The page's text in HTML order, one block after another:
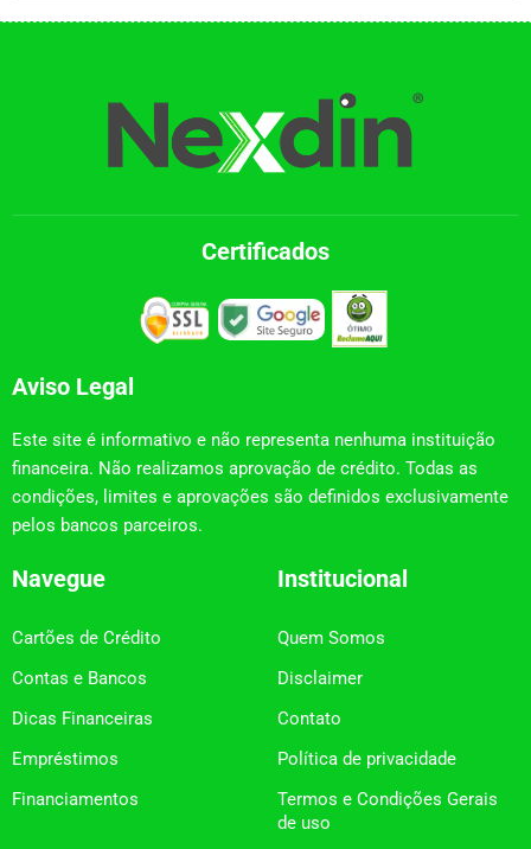
Certificados
Aviso Legal
Este site é informativo e não representa nenhuma instituição
financeira. Não realizamos aprovação de crédito. Todas as
condições, limites e aprovações são definidos exclusivamente
pelos bancos parceiros.
Navegue
Cartões de Crédito
Contas e Bancos
Dicas Financeiras
Empréstimos
Financiamentos
Institucional
Quem Somos
Disclaimer
Contato
Política de privacidade
Termos e Condições Gerais
de uso